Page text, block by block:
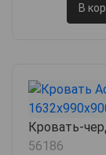
В
Кровать-
56186